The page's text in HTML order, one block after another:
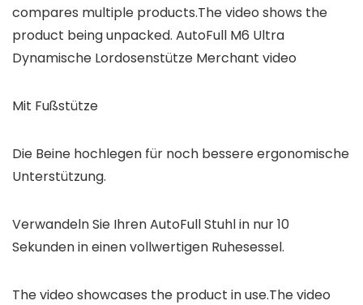
compares multiple products.The video shows the
product being unpacked. AutoFull M6 Ultra
Dynamische Lordosenstütze Merchant video
Mit Fußstütze
Die Beine hochlegen für noch bessere ergonomische
Unterstützung.
Verwandeln Sie Ihren AutoFull Stuhl in nur 10
Sekunden in einen vollwertigen Ruhesessel.
The video showcases the product in use.The video